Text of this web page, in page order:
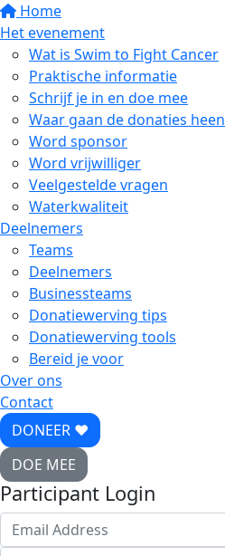
Home
Het evenement
Wat is Swim to Fight Cancer
Praktische informatie
Schrijf je in en doe mee
Waar gaan de donaties heen
Word sponsor
Word vrijwilliger
Veelgestelde vragen
Waterkwaliteit
Deelnemers
Teams
Deelnemers
Businessteams
Donatiewerving tips
Donatiewerving tools
Bereid je voor
Over ons
Contact
DONEER ♥
DOE MEE
Participant Login